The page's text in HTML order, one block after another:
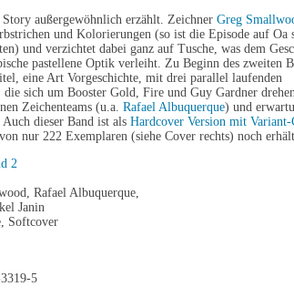
außergewöhnlich erzählt. Zeichner Greg
und Kolorierungen (so ist die Episode auf Oa
und verzichtet dabei ganz auf Tusche, was dem
pastellene Optik verleiht. Zu Beginn des zweiten
eine Art Vorgeschichte, mit drei parallel laufenden
die sich um Booster Gold, Fire und Guy Gardner
Zeichenteams (u.a. Rafael Albuquerque) und
dieser Band ist als Hardcover Version mit Variant-
nur 222 Exemplaren (siehe Cover rechts) noch
2
Rafael Albuquerque,
Janin
Softcover
5